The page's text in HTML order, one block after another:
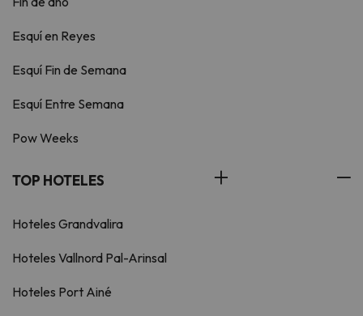
Esquí en Reyes
Esquí Fin de Semana
Esquí Entre Semana
Pow Weeks
TOP HOTELES
Hoteles Grandvalira
Hoteles Vallnord Pal-Arinsal
Hoteles Port Ainé